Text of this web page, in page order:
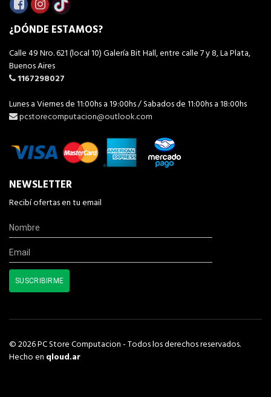
¿DÓNDE ESTAMOS?
Calle 49 Nro. 621 (local 10) Galería Bit Hall, entre calle 7 y 8, La Plata,
Buenos Aires
1167298027
Lunes a Viernes de 11:00hs a 19:00hs / Sabados de 11:00hs a 18:00hs
pcstorecomputacion@outlook.com
NEWSLETTER
Recibí ofertas en tu email
© 2026 PC Store Computacion - Todos los derechos reservados.
Hecho en qloud.ar